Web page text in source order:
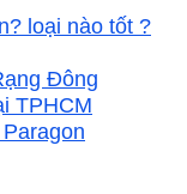
loại nào tốt ?
Đông
TPHCM